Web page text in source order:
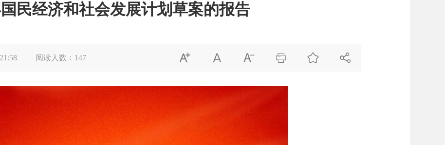
民经济和社会发展计划草案的报告
阅读人数： 147      